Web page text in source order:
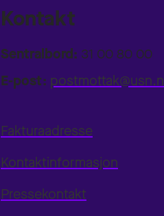
Kontakt
Sentralbord: 31 00 80 00
E-post:
Fakturaadresse
Kontaktinformasjon
Pressekontakt